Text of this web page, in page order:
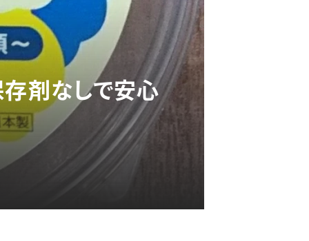
存剤なしで安心